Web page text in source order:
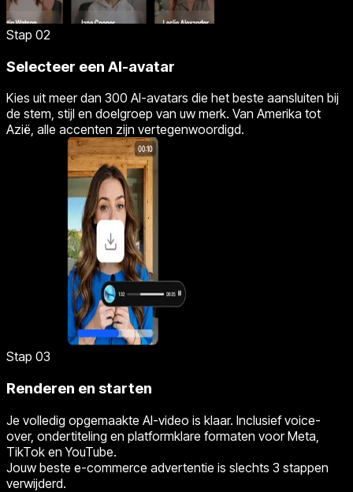
Stap 02
Selecteer een AI-avatar
Kies uit meer dan 300 AI-avatars die het beste aansluiten bij
de stem, stijl en doelgroep van uw merk. Van Amerika tot
Azië, alle accenten zijn vertegenwoordigd.
Stap 03
Renderen en starten
Je volledig opgemaakte AI-video is klaar. Inclusief voice-
over, ondertiteling en platformklare formaten voor Meta,
TikTok en YouTube.
Jouw beste e-commerce advertentie is slechts 3 stappen
verwijderd.